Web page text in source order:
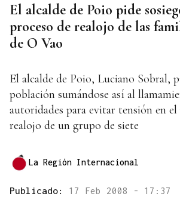
El alcalde de Poio pide
proceso de realojo de las
de O Vao
El alcalde de Poio, Luciano Sobral,
población sumándose así al
autoridades para evitar tensión en el
realojo de un grupo de siete
La Región Internacional
Publicado: 17 Feb 2008 - 17:37